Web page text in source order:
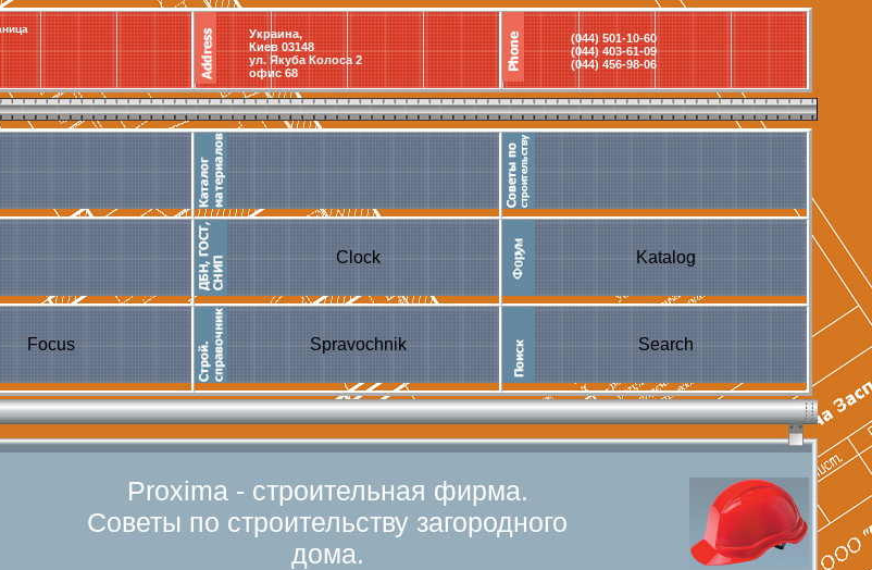
Украина,
Киев 03148
ул. Якуба Колоса 2
офис 68
(044) 501-10-60
(044) 403-61-09
(044) 456-98-06
Clock Katalog
Focus Spravochnik Search
Proxima - строительная фирма.
Советы по строительству загородного
дома.